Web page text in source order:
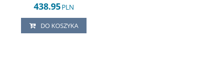
438.95PLN
DO KOSZYKA